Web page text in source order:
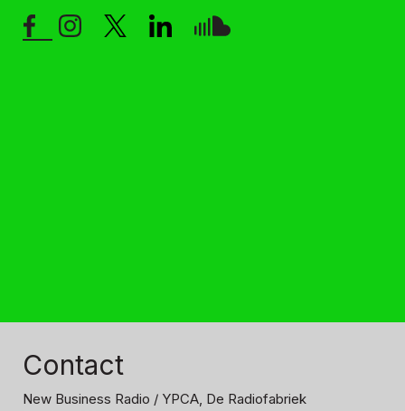
Contact
New Business Radio / YPCA, De Radiofabriek